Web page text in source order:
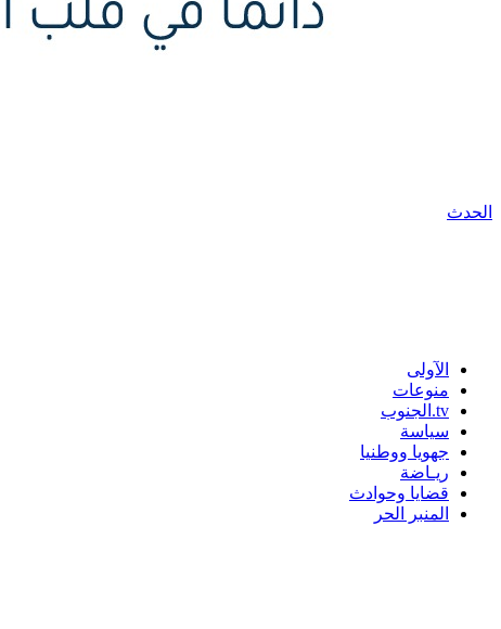
الحدث
الآولى
منوعات
tv.الجنوب
سياسة
جهويا ووطنيا
ريـاضة
قضايا وحوادث
المنبر الحر